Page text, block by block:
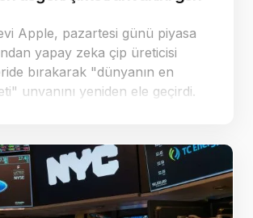
Apple, pazartesi günü piyasa
yapay zeka çip üreticisi
bırakarak "dünyanın en
unvanını yeniden ele geçirdi.